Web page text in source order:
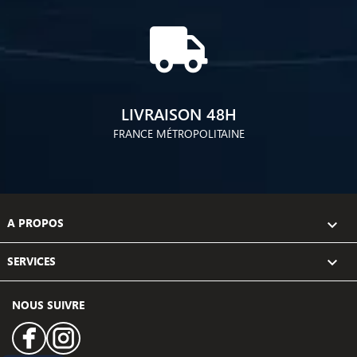
LIVRAISON 48H
FRANCE MÉTROPOLITAINE
A PROPOS 
SERVICES 
NOUS SUIVRE
FacebookInstagram